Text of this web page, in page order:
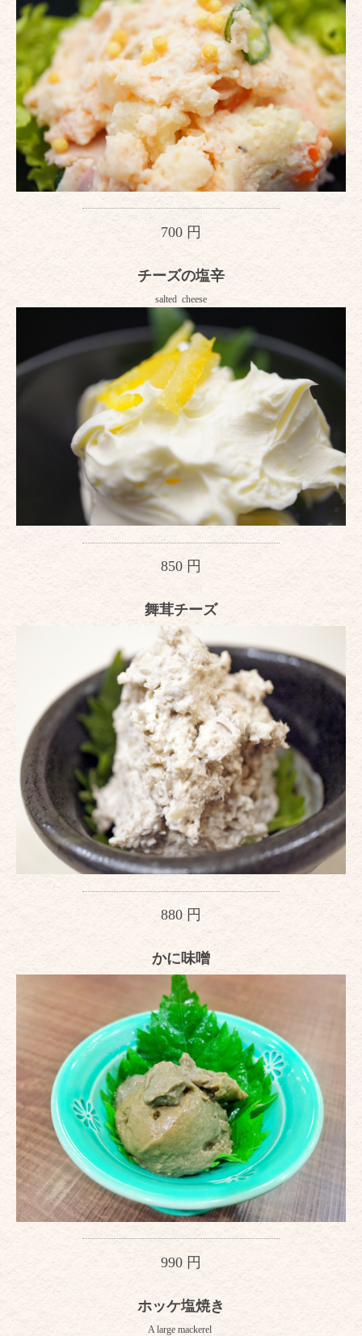
700 円
チーズの塩辛
salted cheese
850 円
舞茸チーズ
880 円
かに味噌
990 円
ホッケ塩焼き
A large mackerel